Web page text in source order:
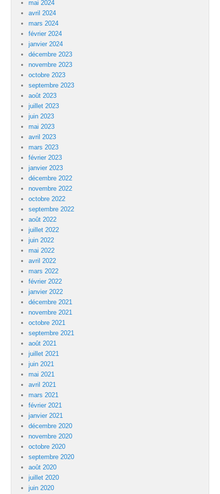
mai 2024
avril 2024
mars 2024
février 2024
janvier 2024
décembre 2023
novembre 2023
octobre 2023
septembre 2023
août 2023
juillet 2023
juin 2023
mai 2023
avril 2023
mars 2023
février 2023
janvier 2023
décembre 2022
novembre 2022
octobre 2022
septembre 2022
août 2022
juillet 2022
juin 2022
mai 2022
avril 2022
mars 2022
février 2022
janvier 2022
décembre 2021
novembre 2021
octobre 2021
septembre 2021
août 2021
juillet 2021
juin 2021
mai 2021
avril 2021
mars 2021
février 2021
janvier 2021
décembre 2020
novembre 2020
octobre 2020
septembre 2020
août 2020
juillet 2020
juin 2020